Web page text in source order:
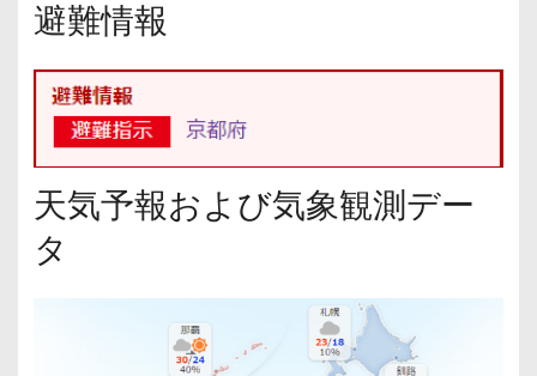
避難情報
天気予報および気象観測デー
タ